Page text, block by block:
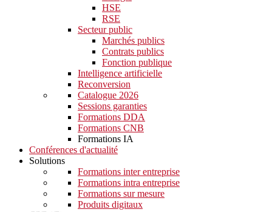
HSE
RSE
Secteur public
Marchés publics
Contrats publics
Fonction publique
Intelligence artificielle
Reconversion
Catalogue 2026
Sessions garanties
Formations DDA
Formations CNB
Formations IA
Conférences d'actualité
Solutions
Formations inter entreprise
Formations intra entreprise
Formations sur mesure
Produits digitaux